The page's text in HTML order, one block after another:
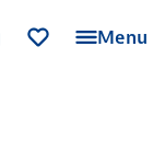
Menu